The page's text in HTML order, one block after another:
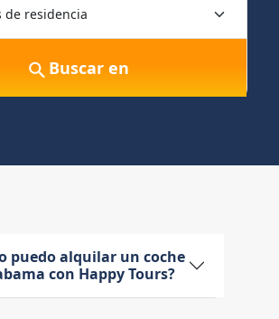
Buscar en
puedo alquilar un coche
con Happy Tours?